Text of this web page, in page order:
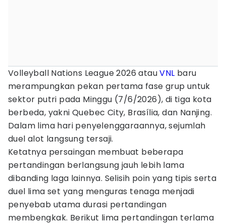
Volleyball Nations League 2026 atauVNL baru
merampungkan pekan pertama fase grup untuk
sektor putri pada Minggu (7/6/2026), di tiga kota
berbeda, yakni Quebec City, Brasília, dan Nanjing.
Dalam lima hari penyelenggaraannya, sejumlah
duel alot langsung tersaji.
Ketatnya persaingan membuat beberapa
pertandingan berlangsung jauh lebih lama
dibanding laga lainnya. Selisih poin yang tipis serta
duel lima set yang menguras tenaga menjadi
penyebab utama durasi pertandingan
membengkak. Berikut lima pertandingan terlama